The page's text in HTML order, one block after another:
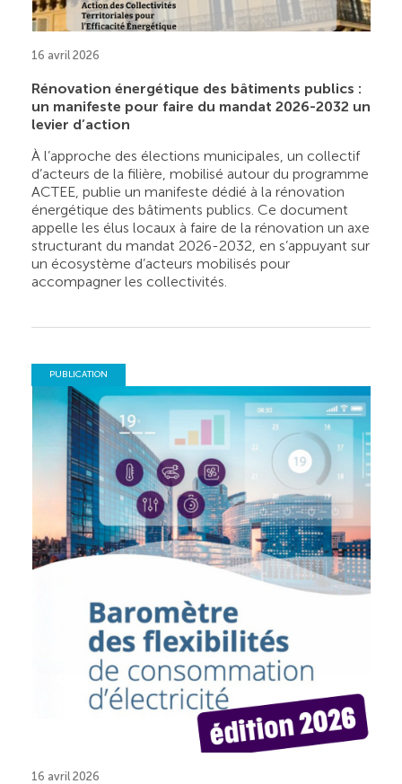
16 avril 2026
Rénovation énergétique des bâtiments publics :
un manifeste pour faire du mandat 2026-2032 un
levier d’action
À l’approche des élections municipales, un collectif
d’acteurs de la filière, mobilisé autour du programme
ACTEE, publie un manifeste dédié à la rénovation
énergétique des bâtiments publics. Ce document
appelle les élus locaux à faire de la rénovation un axe
structurant du mandat 2026-2032, en s’appuyant sur
un écosystème d’acteurs mobilisés pour
accompagner les collectivités.
PUBLICATION
16 avril 2026